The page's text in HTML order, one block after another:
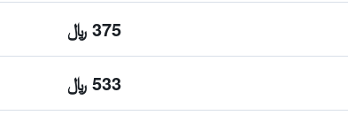
375 ﷼
533 ﷼